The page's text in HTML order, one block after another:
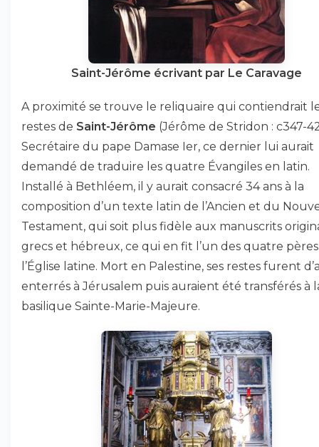
Saint-Jérôme écrivant par Le Caravage
A proximité se trouve le reliquaire qui contiendrait
restes de Saint-Jérôme (Jérôme de Stridon : c347-
Secrétaire du pape Damase Ier, ce dernier lui aurait
demandé de traduire les quatre Évangiles en latin.
Installé à Bethléem, il y aurait consacré 34 ans à la
composition d’un texte latin de l’Ancien et du
Testament, qui soit plus fidèle aux manuscrits
grecs et hébreux, ce qui en fit l’un des quatre
l’Église latine. Mort en Palestine, ses restes furent
enterrés à Jérusalem puis auraient été transférés à
basilique Sainte-Marie-Majeure.